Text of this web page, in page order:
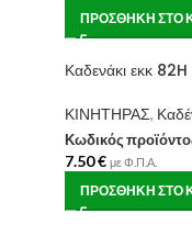
ΠΡΟΣΘΉΚΗ ΣΤΟ
Καδενάκι εκκ
ΚΙΝΗΤΗΡΑΣ,
Κωδικός
7.50€ με Φ.Π.Α.
ΠΡΟΣΘΉΚΗ ΣΤΟ